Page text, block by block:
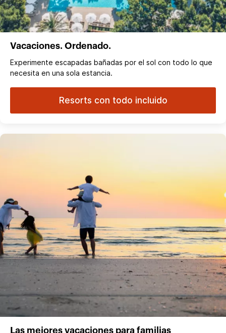
Vacaciones. Ordenado.
Experimente escapadas bañadas por el sol con todo lo que
necesita en una sola estancia.
Resorts con todo incluido
Las mejores vacaciones para familias